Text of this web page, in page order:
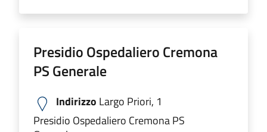
Presidio Ospedaliero Cremona
PS Generale
Indirizzo Largo Priori, 1
Presidio Ospedaliero Cremona PS